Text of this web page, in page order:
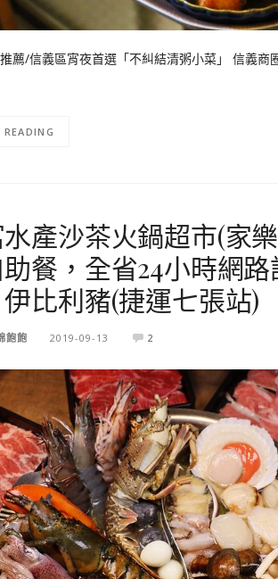
薦/信義區宵夜首選「不糾結清粥小菜」 信義
水產沙茶火鍋超市(家
餐，全省24小時網
比利豬(捷運七張站)
飽飽 2019-09-13 2